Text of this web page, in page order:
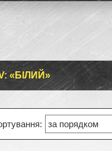
«БІЛИЙ»